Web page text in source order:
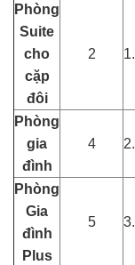
Phòng
Suite
cho
cặp
đôi
2
Phòng
gia
đình
4
Phòng
Gia
đình
Plus
5